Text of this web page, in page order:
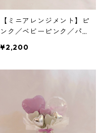
【ミニアレンジメント】ピ
ンク／ベビーピンク／パス
¥2,200